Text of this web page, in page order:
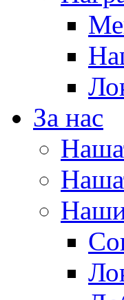
За нас